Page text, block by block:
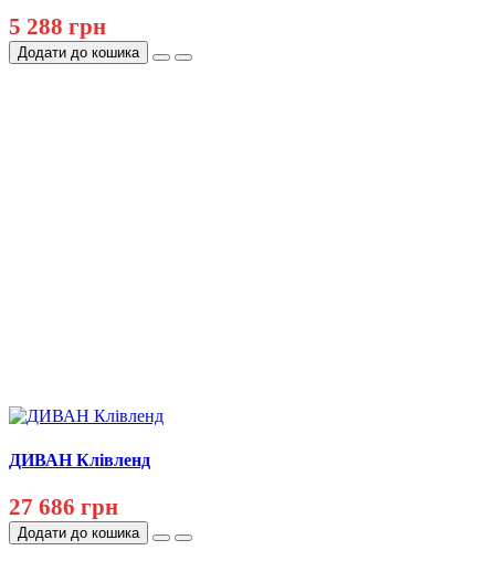
5 288 грн
Додати до кошика
ДИВАН Клівленд
27 686 грн
Додати до кошика